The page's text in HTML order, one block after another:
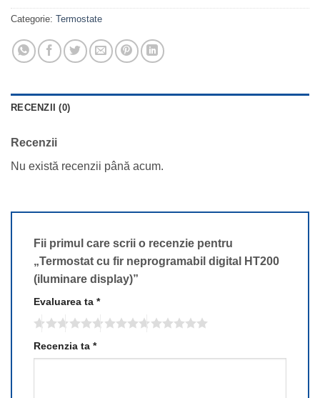
Categorie: Termostate
RECENZII (0)
Recenzii
Nu există recenzii până acum.
Fii primul care scrii o recenzie pentru
„Termostat cu fir neprogramabil digital HT200
(iluminare display)”
Evaluarea ta *
Recenzia ta *